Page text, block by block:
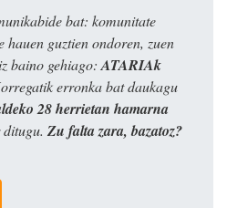
bat: komunitate
hauen guztien ondoren, zuen
baino gehiago: ATARIAk
erronka bat daukagu
28 herrietan hamarna
Zu falta zara, bazatoz?